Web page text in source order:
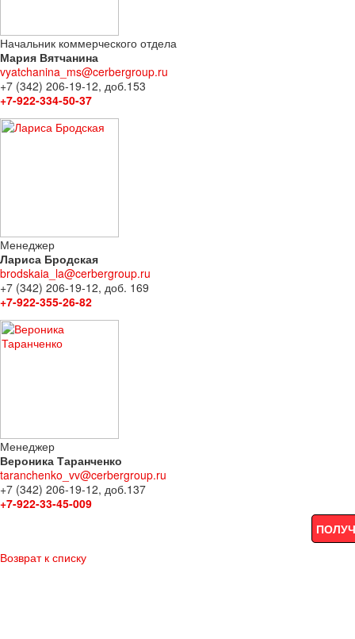
Начальник коммерческого отдела
Мария Вятчанина
vyatchanina_ms@cerbergroup.ru
+7 (342) 206-19-12, доб.153
+7-922-334-50-37
Менеджер
Лариса Бродская
brodskaia_la@cerbergroup.ru
+7 (342) 206-19-12, доб. 169
+7-922-355-26-82
Менеджер
Вероника Таранченко
taranchenko_vv@cerbergroup.ru
+7 (342) 206-19-12, доб.137
+7-922-33-45-009
Возврат к списку